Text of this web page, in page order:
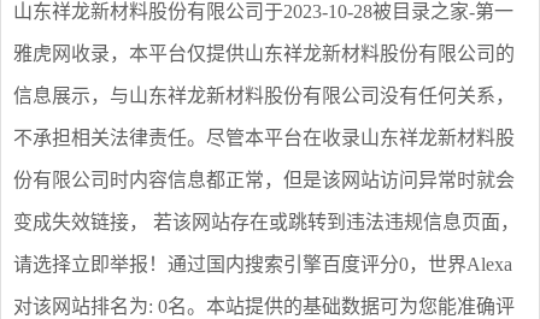
山东祥龙新材料股份有限公司 于2023-10-28被目录之家-第一
雅虎网收录，本平台仅提供山东祥龙新材料股份有限公司 的
信息展示，与山东祥龙新材料股份有限公司没有任何关系，
不承担相关法律责任。尽管本平台在收录山东祥龙新材料股
份有限公司 时内容信息都正常，但是该网站访问异常时就会
变成失效链接， 若该网站存在或跳转到违法违规信息页面，
请选择立即举报 ！通过国内搜索引擎百度评分0，世界Alexa
对该网站排名为: 0名。本站提供的基础数据可为您能准确评